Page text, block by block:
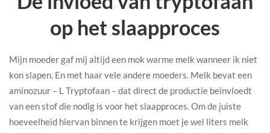
op het slaapproces
Mijn moeder gaf mij altijd een mok warme melk wanneer ik niet
kon slapen. En met haar vele andere moeders. Melk bevat een
aminozuur – L Tryptofaan – dat direct de productie beïnvloedt
van een stof die nodig is voor het slaapproces. Om de juiste
hoeveelheid hiervan binnen te krijgen moet je wel liters melk